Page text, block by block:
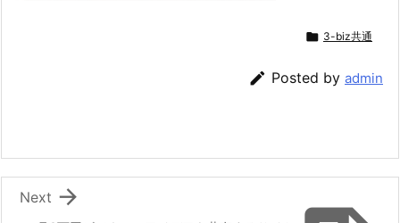
 3-biz共通
 Posted by admin

Next